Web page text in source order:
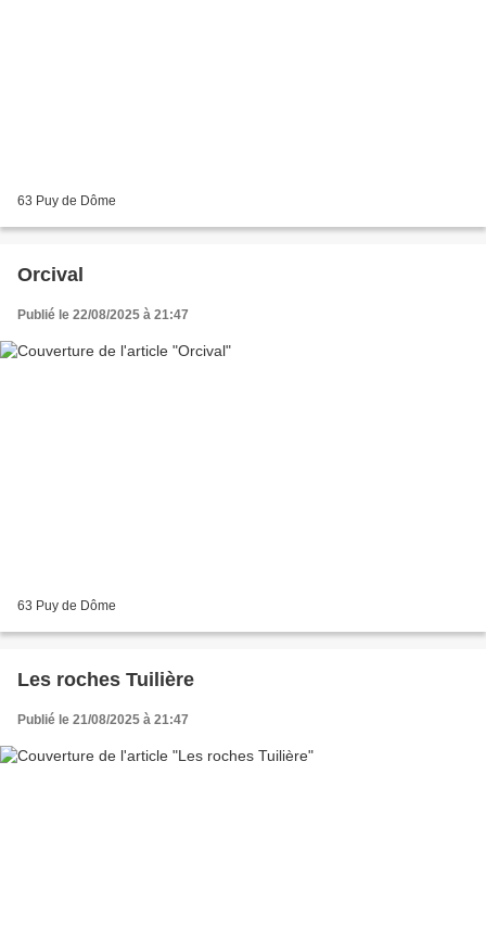
63 Puy de Dôme
Orcival
Publié le 22/08/2025 à 21:47
63 Puy de Dôme
Les roches Tuilière
Publié le 21/08/2025 à 21:47